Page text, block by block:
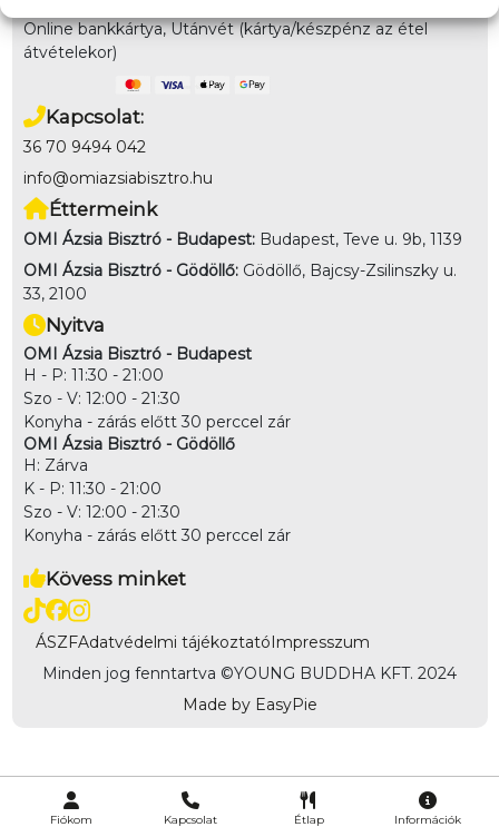
Fiókom Kapcsolat Étlap Információk
Online bankkártya, Utánvét (kártya/készpénz az étel
átvételekor)
Kapcsolat:
36 70 9494 042
info@omiazsiabisztro.hu
Éttermeink
OMI Ázsia Bisztró - Budapest: Budapest, Teve u. 9b, 1139
OMI Ázsia Bisztró - Gödöllő: Gödöllő, Bajcsy-Zsilinszky u.
33, 2100
Nyitva
OMI Ázsia Bisztró - Budapest
H - P: 11:30 - 21:00
Szo - V: 12:00 - 21:30
Konyha - zárás előtt 30 perccel zár
OMI Ázsia Bisztró - Gödöllő
H: Zárva
K - P: 11:30 - 21:00
Szo - V: 12:00 - 21:30
Konyha - zárás előtt 30 perccel zár
Kövess minket
ÁSZFAdatvédelmi tájékoztatóImpresszum
Minden jog fenntartva ©YOUNG BUDDHA KFT. 2024
Made by EasyPie